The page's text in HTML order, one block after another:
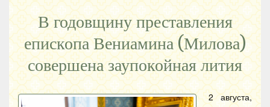
В годовщину преставления
епископа Вениамина (Милова)
совершена заупокойная лития
2 августа,